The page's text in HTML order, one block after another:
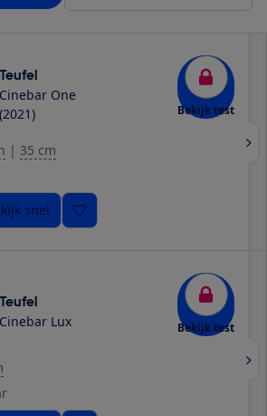
Teufel
Cinebar One
(2021)
Bekijk test
| 35 cm
snel
Teufel
Cinebar Lux Bekijk test